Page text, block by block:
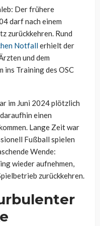
Der frühere
darf nach einem
zurückkehren. Rund
Notfallerhielt der
und dem
ins Training des OSC
im Juni 2024 plötzlich
einen
Lange Zeit war
Fußball spielen
Wende:
wieder aufnehmen,
zurückkehren.